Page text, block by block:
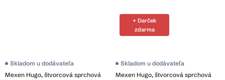
Mexen Hugo, štvorcová sprchová
Skladom u dodávateľa
+ Darček
zdarma
Mexen Hugo, štvorcová sprchová
Skladom u dodávateľa